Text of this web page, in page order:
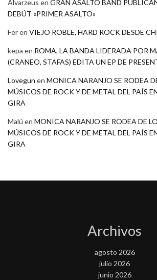
Alvarzeus en GRAN ASALTO BAND
DEBÚT «PRIMER ASALTO»
Feren VIEJO ROBLE, HARD ROCK DESDE
kepa en ROMA, LA BANDA LIDERADA POR
(CRANEO, STAFAS) EDITA UN EP DE
Lovegun en MONICA NARANJO SE RODEA
MÚSICOS DE ROCK Y DE METAL DEL PAÍS
GIRA
Malú en MONICA NARANJO SE RODEA DE
MÚSICOS DE ROCK Y DE METAL DEL PAÍS
GIRA
Archivos
agosto 2026
julio 2026
junio 2026